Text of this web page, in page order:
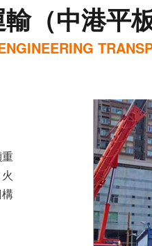
（中港平
重